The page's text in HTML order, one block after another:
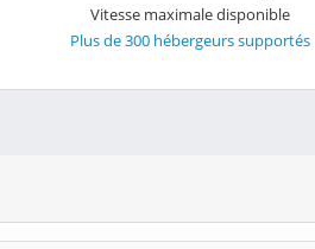
Vitesse maximale disponible
Plus de 300 hébergeurs supportés